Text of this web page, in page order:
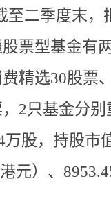
二季度末，
票型基金有
精选30股票
2只基金分别
万股，持股市
元）、